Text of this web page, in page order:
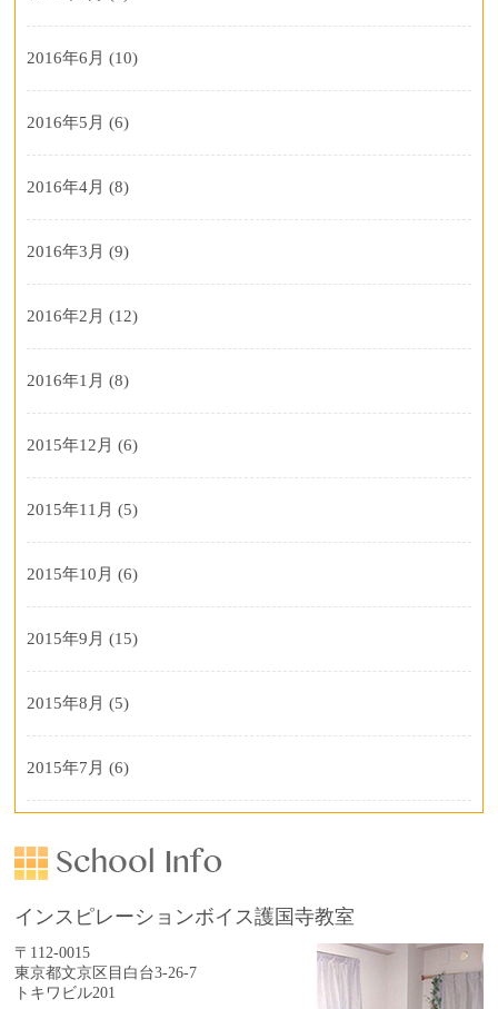
2016年6月 (10)
2016年5月 (6)
2016年4月 (8)
2016年3月 (9)
2016年2月 (12)
2016年1月 (8)
2015年12月 (6)
2015年11月 (5)
2015年10月 (6)
2015年9月 (15)
2015年8月 (5)
2015年7月 (6)
インスピレーションボイス護国寺教室
〒112-0015
東京都文京区目白台3-26-7
トキワビル201